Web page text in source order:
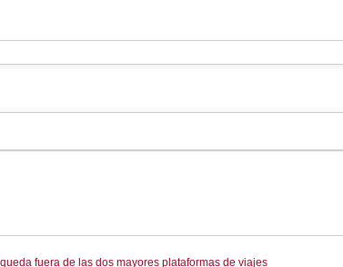
fuera de las dos mayores plataformas de viajes